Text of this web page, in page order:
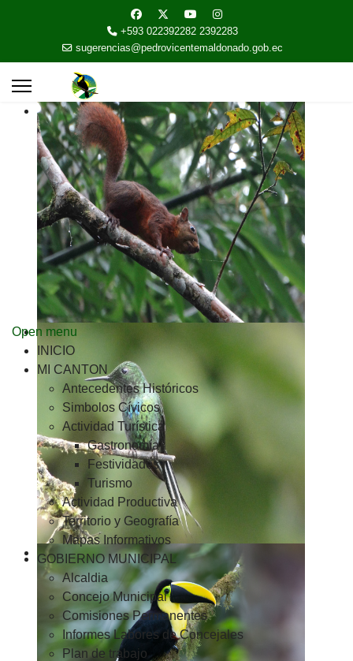
+593 022392282 2392283
sugerencias@pedrovicentemaldonado.gob.ec
Open menu
INICIO
MI CANTON
Antecedentes Históricos
Simbolos Cívicos
Actividad Turística
Gastronomía
Festividades
Turismo
Actividad Productiva
Territorio y Geografía
Mapas Informativos
GOBIERNO MUNICIPAL
Alcaldia
Concejo Municipal
Comisiones Permanentes
Informes Labores de Concejales
Plan de trabajo